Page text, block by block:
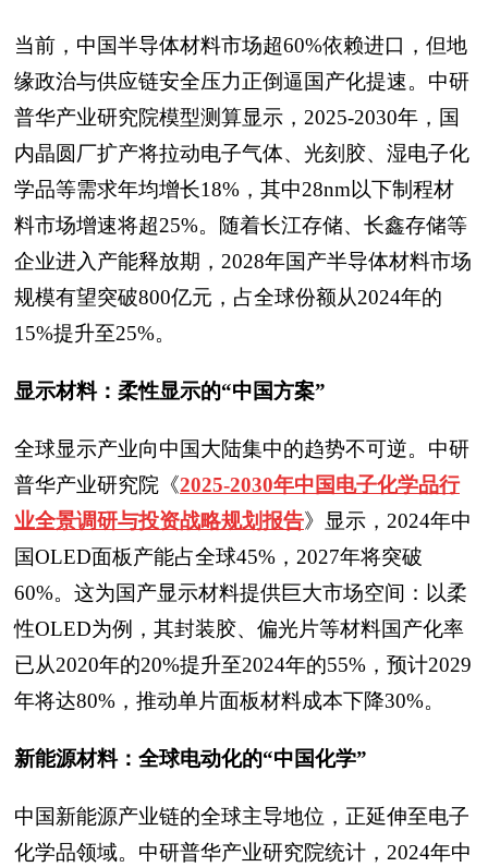
当前，中国半导体材料市场超60%依赖进口，但地
缘政治与供应链安全压力正倒逼国产化提速。中研
普华产业研究院模型测算显示，2025-2030年，国
内晶圆厂扩产将拉动电子气体、光刻胶、湿电子化
学品等需求年均增长18%，其中28nm以下制程材
料市场增速将超25%。随着长江存储、长鑫存储等
企业进入产能释放期，2028年国产半导体材料市场
规模有望突破800亿元，占全球份额从2024年的
15%提升至25%。
显示材料：柔性显示的“中国方案”
全球显示产业向中国大陆集中的趋势不可逆。中研
普华产业研究院 《2025-2030年中国电子化学品行
业全景调研与投资战略规划报告》 显示，2024年中
国OLED面板产能占全球45%，2027年将突破
60%。这为国产显示材料提供巨大市场空间：以柔
性OLED为例，其封装胶、偏光片等材料国产化率
已从2020年的20%提升至2024年的55%，预计2029
年将达80%，推动单片面板材料成本下降30%。
新能源材料：全球电动化的“中国化学”
中国新能源产业链的全球主导地位，正延伸至电子
化学品领域。中研普华产业研究院统计，2024年中